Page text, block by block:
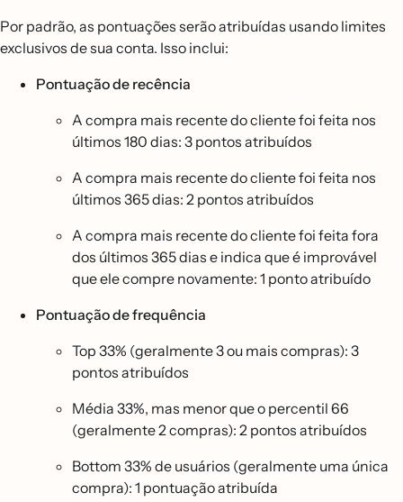
Por padrão, as pontuações serão atribuídas usando limites
exclusivos de sua conta. Isso inclui:
Pontuação de recência
A compra mais recente do cliente foi feita nos
últimos 180 dias: 3 pontos atribuídos
A compra mais recente do cliente foi feita nos
últimos 365 dias: 2 pontos atribuídos
A compra mais recente do cliente foi feita fora
dos últimos 365 dias e indica que é improvável
que ele compre novamente: 1 ponto atribuído
Pontuação de frequência
Top 33% (geralmente 3 ou mais compras): 3
pontos atribuídos
Média 33%, mas menor que o percentil 66
(geralmente 2 compras): 2 pontos atribuídos
Bottom 33% de usuários (geralmente uma única
compra): 1 pontuação atribuída